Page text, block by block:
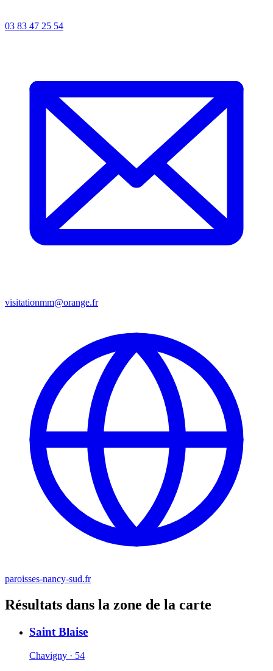
03 83 47 25 54
visitationmm@orange.fr
paroisses-nancy-sud.fr
Résultats dans la zone de la carte
Saint Blaise
Chavigny · 54